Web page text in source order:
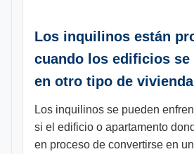
Los inquilinos están
cuando los edificios se
en otro tipo de vivienda
Los inquilinos se pueden
si el edificio o apartamento
en proceso de convertirse en